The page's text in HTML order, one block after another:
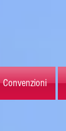
Convenzioni